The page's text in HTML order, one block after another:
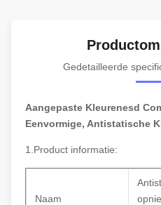
Gedetailleerde
Aangepaste Kleurenesd
Eenvormige, Antistatische
1.Product informatie:
Naam